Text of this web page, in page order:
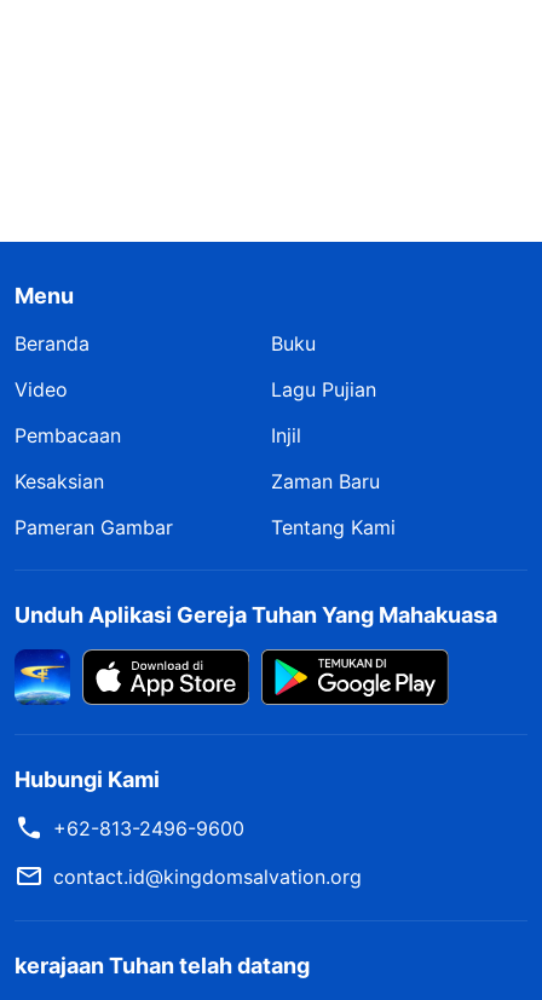
Menu
Beranda
Buku
Video
Lagu Pujian
Pembacaan
Injil
Kesaksian
Zaman Baru
Pameran Gambar
Tentang Kami
Unduh Aplikasi Gereja Tuhan Yang Mahakuasa
Hubungi Kami
+62-813-2496-9600
contact.id@kingdomsalvation.org
kerajaan Tuhan telah datang